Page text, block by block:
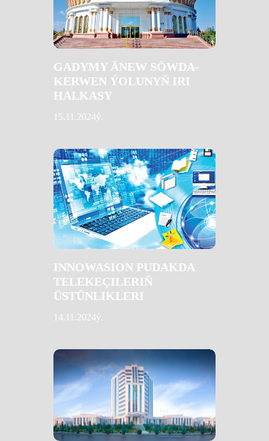
GADYMY ÄNEW SÖWDA-
KERWEN ÝOLUNYŇ IRI
HALKASY
15.11.2024ý.
INNOWASION PUDAKDA
TELEKEÇILERIŇ
ÜSTÜNLIKLERI
14.11.2024ý.